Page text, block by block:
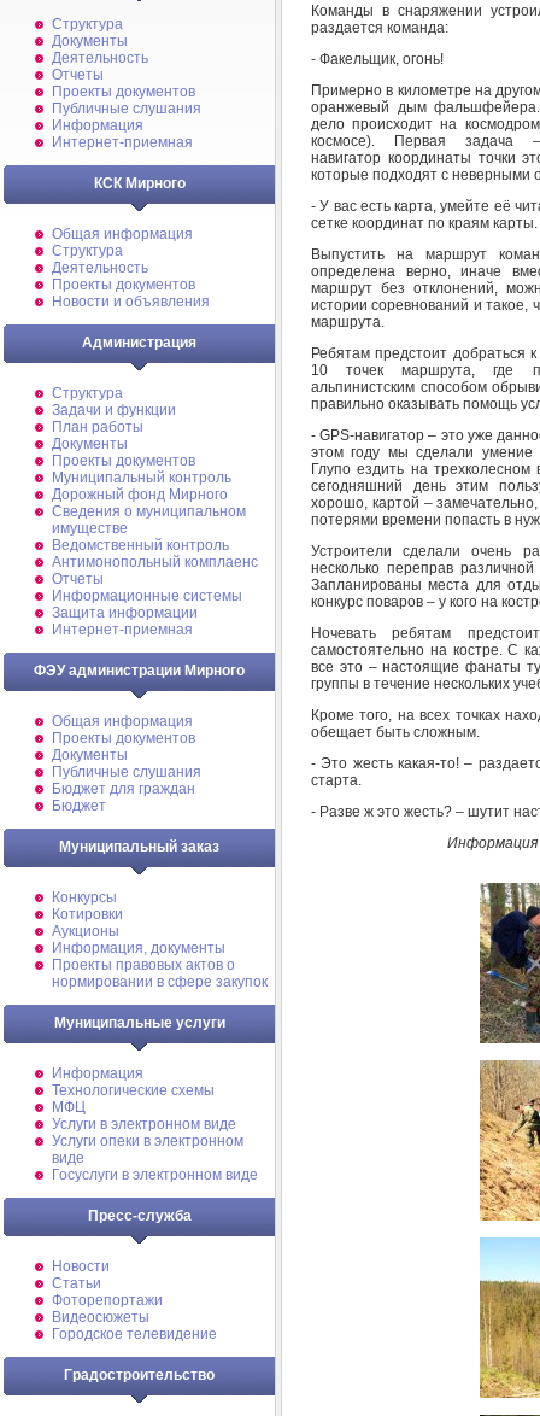
Структура
Документы
Деятельность
Отчеты
Проекты документов
Публичные слушания
Информация
Интернет-приемная
КСК Мирного
Общая информация
Структура
Деятельность
Проекты документов
Новости и объявления
Администрация
Структура
Задачи и функции
План работы
Документы
Проекты документов
Муниципальный контроль
Дорожный фонд Мирного
Cведения о муниципальном
имуществе
Ведомственный контроль
Антимонопольный комплаенс
Отчеты
Информационные системы
Защита информации
Интернет-приемная
ФЭУ администрации Мирного
Общая информация
Проекты документов
Документы
Публичные слушания
Бюджет для граждан
Бюджет
Муниципальный заказ
Конкурсы
Котировки
Аукционы
Информация, документы
Проекты правовых актов о
нормировании в сфере закупок
Муниципальные услуги
Информация
Технологические схемы
МФЦ
Услуги в электронном виде
Услуги опеки в электронном
виде
Госуслуги в электронном виде
Пресс-служба
Новости
Статьи
Фоторепортажи
Видеосюжеты
Городское телевидение
Градостроительство
Команды в снаряжении
раздается команда:
- Факельщик, огонь!
Примерно в километре на
оранжевый дым
дело происходит на
космосе). Первая
навигатор координаты точки
которые подходят с неверными
- У вас есть карта, умейте её
сетке координат по краям карты.
Выпустить на маршрут
определена верно, иначе
маршрут без отклонений,
истории соревнований и
маршрута.
Ребятам предстоит добраться
10 точек маршрута, где
альпинистским способом
правильно оказывать помощь
- GPS-навигатор – это уже
этом году мы сделали
Глупо ездить на
сегодняшний день этим
хорошо, картой –
потерями времени попасть в
Устроители сделали очень
несколько переправ
Запланированы места для
конкурс поваров – у кого на
Ночевать ребятам
самостоятельно на костре. С
все это – настоящие фанаты
группы в течение нескольких
Кроме того, на всех точках
обещает быть сложным.
- Это жесть какая-то! –
старта.
- Разве ж это жесть? – шутит
Информация